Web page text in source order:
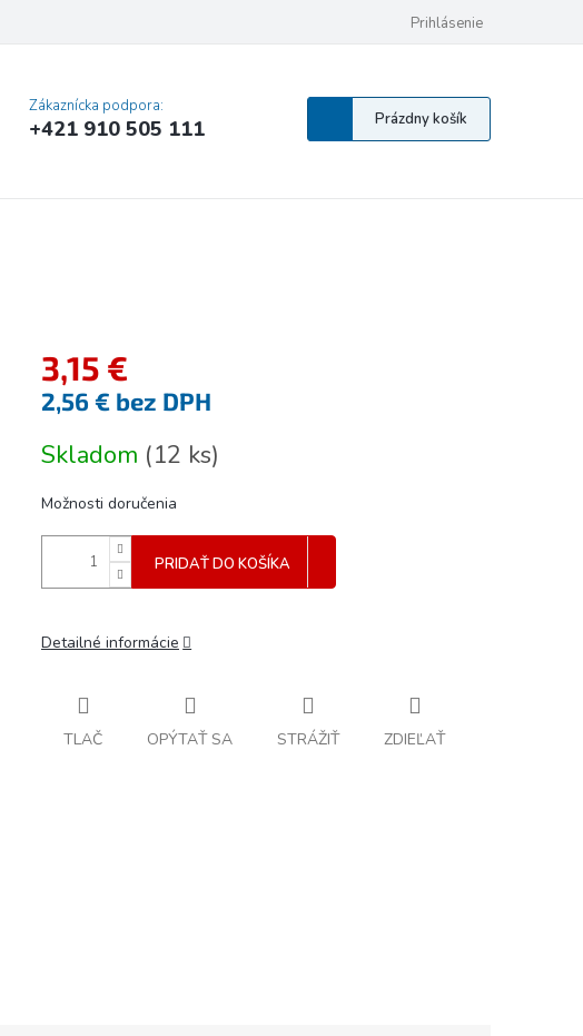
Vyhlásenie o prístupnosti
Prihlásenie
Zákaznícka podpora:
+421 910 505 111
Nákupný
košík
Prázdny košík
3,15 €
2,56 € bez DPH
cena:
Skladom (12 ks)
Možnosti doručenia
PRIDAŤ DO KOŠÍKA
Detailné informácie
TLAČ OPÝTAŤ SA STRÁŽIŤ ZDIEĽAŤ